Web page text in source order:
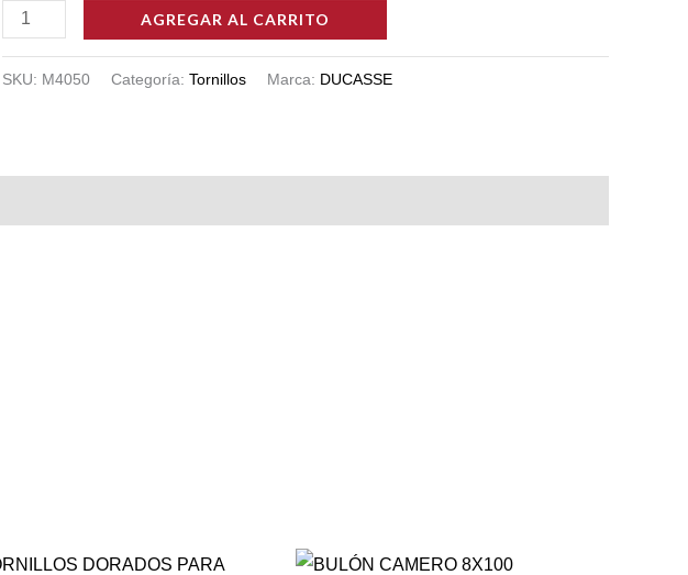
TORNILLOS
PARA
4
AGREGAR AL CARRITO
SKU: M4050 Categoría: Tornillos Marca: DUCASSE